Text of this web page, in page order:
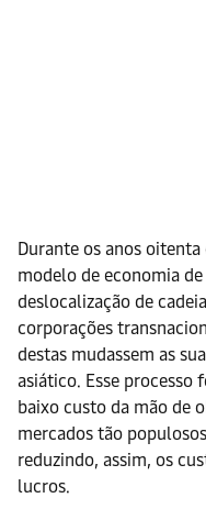
Durante os anos
modelo de economia
deslocalização de
corporações
destas mudassem as
asiático. Esse
baixo custo da mão de
mercados tão
reduzindo, assim, os
lucros.